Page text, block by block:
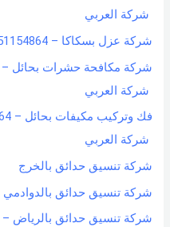
شركة العربي
شركة عزل بسكاكا – 0551154864 اتصل بنا – شركة العربي
شركة العربي
شركة العربي
شركة تنسيق حدائق بالخرج
شركة تنسيق حدائق بالدوادمي
شركة تنسيق حدائق بالرياض